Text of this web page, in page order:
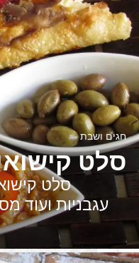
סלט
חגים ושבת
סלט
עגבניות ועוד